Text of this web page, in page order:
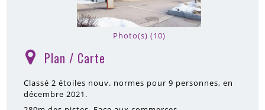
Photo(s) (10)
Plan / Carte
Classé 2 étoiles nouv. normes pour 9 personnes, en
décembre 2021.